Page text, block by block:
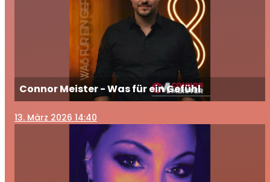
Connor Meister - Was für ein Gefühl
13. März 2026 14:40